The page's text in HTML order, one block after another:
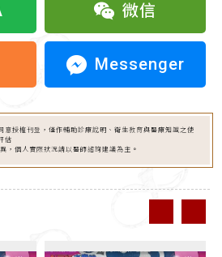
微信
Messenger
意授權刊登，僅作輔助診療說明、衛生教育與醫療知識之使
估
，個人實際狀況請以醫師諮詢建議為主。